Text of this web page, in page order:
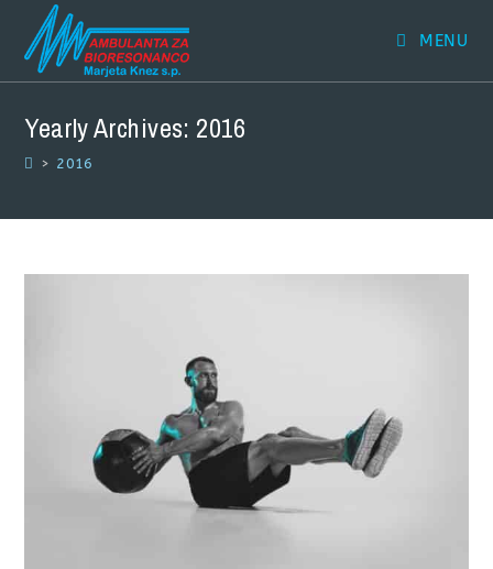
MENU
Yearly Archives: 2016
> 2016